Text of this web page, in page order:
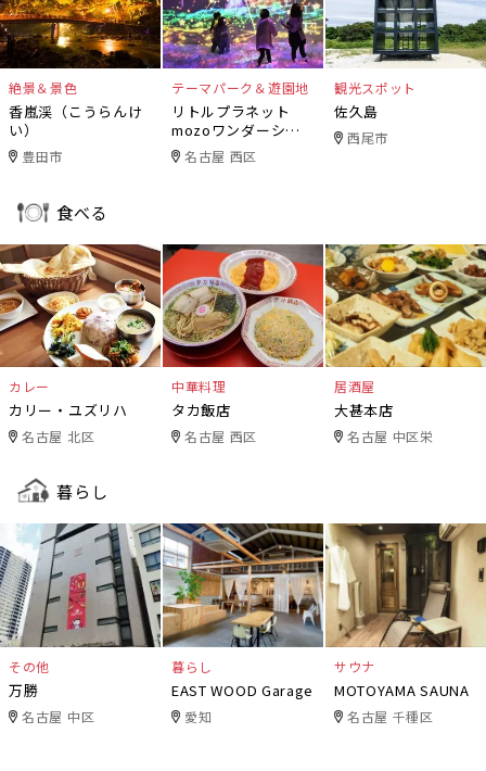
絶景＆景色
香嵐渓（こうらんけ
い）
豊田市
テーマパーク＆遊園地
リトルプラネット
mozoワンダーシテ
ィ 名古屋 西区
観光スポット
佐久島
西尾市
食べる
カレー
カリー・ユズリハ
名古屋 北区
中華料理
タカ飯店
名古屋 西区
居酒屋
大甚本店
名古屋 中区栄
暮らし
その他
万勝
名古屋 中区
暮らし
EAST WOOD Garage
愛知
サウナ
MOTOYAMA SAUNA
名古屋 千種区